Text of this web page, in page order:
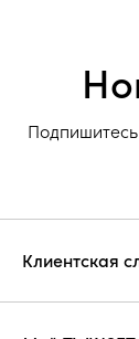
Подпишитесь
Клиентская